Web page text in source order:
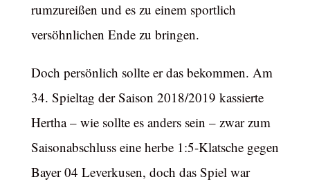
rumzureißen und es zu einem sportlich
versöhnlichen Ende zu bringen.
Doch persönlich sollte er das bekommen. Am
34. Spieltag der Saison 2018/2019 kassierte
Hertha – wie sollte es anders sein – zwar zum
Saisonabschluss eine herbe 1:5-Klatsche gegen
Bayer 04 Leverkusen, doch das Spiel war